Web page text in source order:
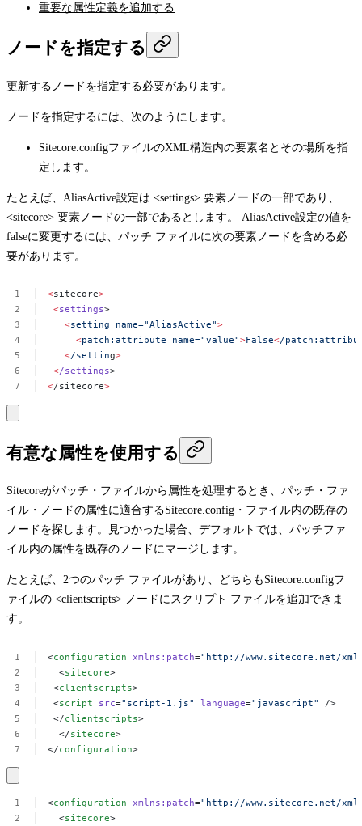
重要な属性定義を追加する
ノードを指定する
更新するノードを指定する必要があります。
ノードを指定するには、次のようにします。
Sitecore.configファイルのXML構造内の要素名とその場所を指
定します。
たとえば、 AliasActive設定は <settings> 要素ノードの一部であり、
<sitecore> 要素ノードの一部であるとします。 AliasActive設定の値を
falseに変更するには、パッチ ファイルに次の要素ノードを含める必
要があります。
<sitecore>
<settings>
<setting name="AliasActive">
<patch:attribute name="value">False</
</setting>
</settings>
</sitecore>
有意な属性を使用する
Sitecoreがパッチ・ファイルから属性を処理するとき、パッチ・ファ
イル・ノードの属性に適合するSitecore.config ・ファイル内の既存の
ノードを探します。見つかった場合、デフォルトでは、パッチファ
イル内の属性を既存のノードにマージします。
たとえば、2つのパッチ ファイルがあり、どちらも Sitecore.configフ
ァイルの <clientscripts> ノードにスクリプト ファイルを追加できま
す。
<configuration xmlns:patch="http://www.sitecore.net/
<sitecore>
<clientscripts>
<script src="script-1.js" language="javascript"
/>
</clientscripts>
</sitecore>
</configuration>
<configuration xmlns:patch="http://www.sitecore.net/
<sitecore>